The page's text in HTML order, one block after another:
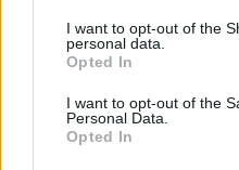
not limited to your visit or
grant or deny consent to
use your data for below
consent section.
I want to opt-out of the
personal data.
Opted In
I want to opt-out of the
Personal Data.
Opted In